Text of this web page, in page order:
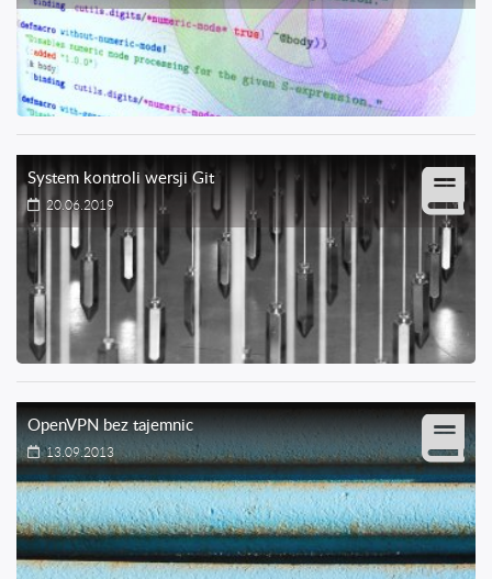
System kontroli wersji Git
20.06.2019
OpenVPN bez tajemnic
13.09.2013